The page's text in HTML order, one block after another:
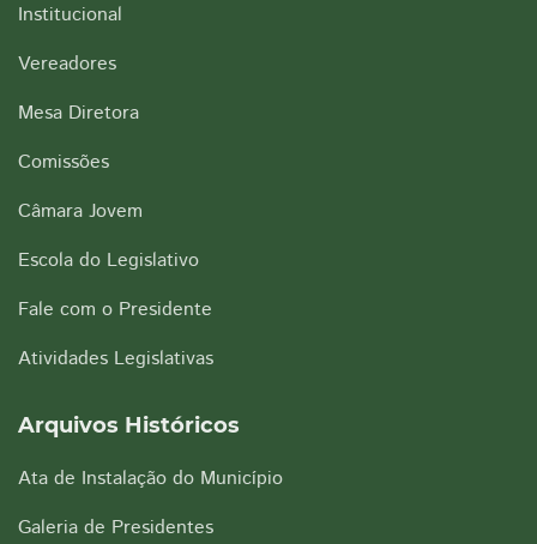
Institucional
Vereadores
Mesa Diretora
Comissões
Câmara Jovem
Escola do Legislativo
Fale com o Presidente
Atividades Legislativas
Arquivos Históricos
Ata de Instalação do Município
Galeria de Presidentes